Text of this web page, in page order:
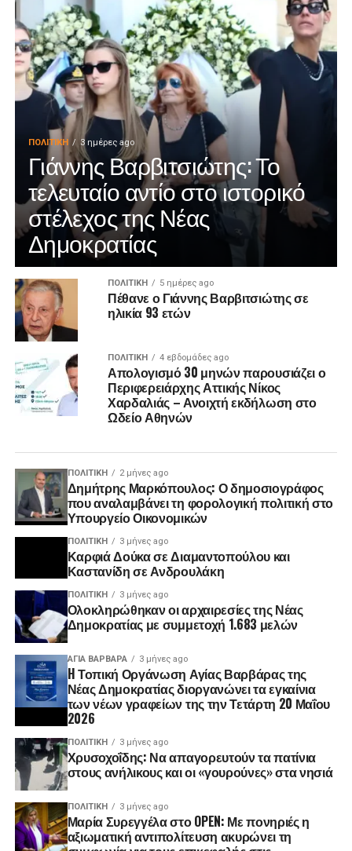
ΠΟΛΙΤΙΚΉ 3 ημέρες ago
Γιάννης Βαρβιτσιώτης: Το
τελευταίο αντίο στο ιστορικό
στέλεχος της Νέας
Δημοκρατίας
ΠΟΛΙΤΙΚΉ 5 ημέρες ago
Πέθανε ο Γιάννης Βαρβιτσιώτης σε
ηλικία 93 ετών
ΠΟΛΙΤΙΚΉ 4 εβδομάδες ago
Απολογισμό 30 μηνών παρουσιάζει ο
Περιφερειάρχης Αττικής Νίκος
Χαρδαλιάς – Ανοιχτή εκδήλωση στο
Ωδείο Αθηνών
ΠΟΛΙΤΙΚΉ 2 μήνες ago
Δημήτρης Μαρκόπουλος: Ο δημοσιογράφος
που αναλαμβάνει τη φορολογική πολιτική στο
Υπουργείο Οικονομικών
ΠΟΛΙΤΙΚΉ 3 μήνες ago
Καρφιά Δούκα σε Διαμαντοπούλου και
Καστανίδη σε Ανδρουλάκη
ΠΟΛΙΤΙΚΉ 3 μήνες ago
Ολοκληρώθηκαν οι αρχαιρεσίες της Νέας
Δημοκρατίας με συμμετοχή 1.683 μελών
ΑΓΙΑ ΒΑΡΒΑΡΑ 3 μήνες ago
H Τοπική Οργάνωση Αγίας Βαρβάρας της
Νέας Δημοκρατίας διοργανώνει τα εγκαίνια
των νέων γραφείων της την Τετάρτη 20 Μαΐου
2026
ΠΟΛΙΤΙΚΉ 3 μήνες ago
Χρυσοχοΐδης: Να απαγορευτούν τα πατίνια
στους ανήλικους και οι «γουρούνες» στα νησιά
ΠΟΛΙΤΙΚΉ 3 μήνες ago
Μαρία Συρεγγέλα στο OPEN: Με πονηριές η
αξιωματική αντιπολίτευση ακυρώνει τη